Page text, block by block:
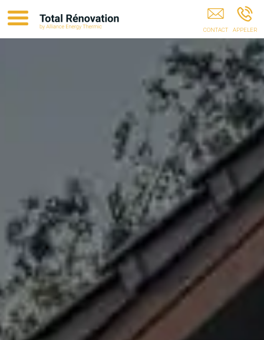
Rénovation Énergétique CASTELNAU-LE-LEZ